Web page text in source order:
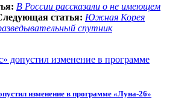
В России рассказали о не имеющем
статья: Южная Корея
спутник
изменение в программе «Луна-26»